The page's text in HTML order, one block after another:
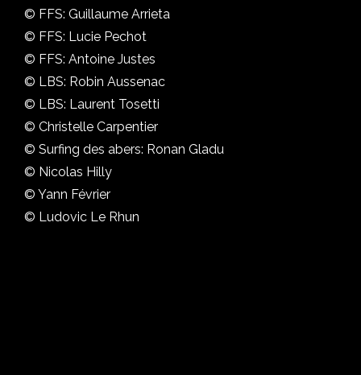
© FFS: Guillaume Arrieta
© FFS: Lucie Pechot
© FFS: Antoine Justes
© LBS: Robin Aussenac
© LBS: Laurent Tosetti
© Christelle Carpentier
© Surfing des abers: Ronan Gladu
© Nicolas Hilly
© Yann Février
© Ludovic Le Rhun